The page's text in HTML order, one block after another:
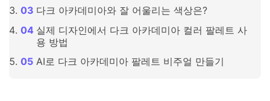
다크 아카데미아와 잘 어울리는 색상은?
실제 디자인에서 다크 아카데미아 컬러 팔레트 사
용 방법
AI로 다크 아카데미아 팔레트 비주얼 만들기